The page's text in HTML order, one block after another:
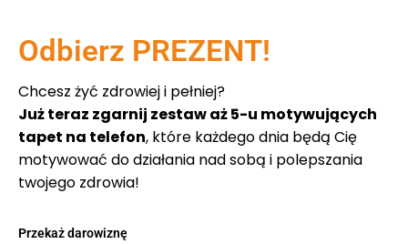
Odbierz PREZENT!
Chcesz żyć zdrowiej i pełniej?
Już teraz zgarnij zestaw aż 5-u motywujących
tapet na telefon, które każdego dnia będą Cię
motywować do działania nad sobą i polepszania
twojego zdrowia!
Przekaż darowiznę